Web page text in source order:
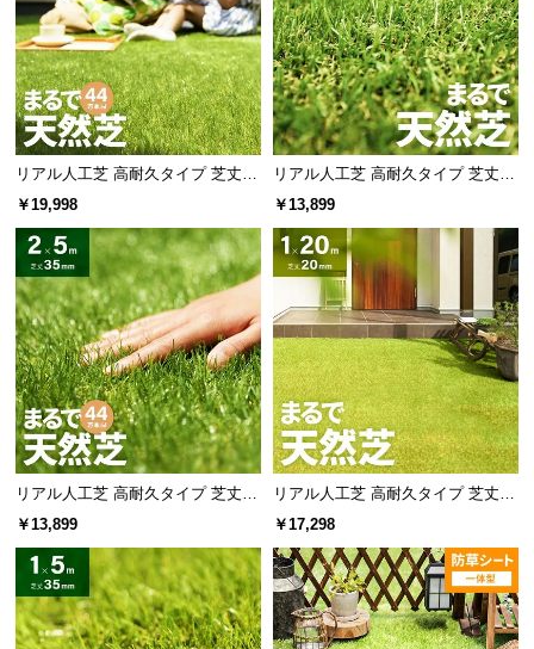
リアル人工芝 高耐久タイプ 芝丈35
mm 2×10m 防草シート付（自然な
￥19,998
リアル人工芝 高耐久タイプ 芝丈20
mm 2×5m 防草シート付（自然な見
￥13,899
リアル人工芝 高耐久タイプ 芝丈35
mm 2×5m 防草シート付（自然な見
た目追求・U字ピン）
￥13,899
リアル人工芝 高耐久タイプ 芝丈20
mm 1×20m 防草シート付（自然な
見た目追求・U字ピン）
￥17,298